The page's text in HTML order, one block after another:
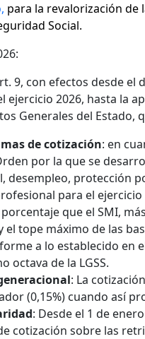
para la revalorización de
Social.
9, con efectos desde el
2026, hasta la
Generales del Estado,
de cotización: en
por la que se
desempleo, protección
para el
que el SMI,
tope máximo de las
a lo establecido en
octava de la LGSS.
: La
(0,15%) cuando así
: Desde el 1 de
cotización sobre las